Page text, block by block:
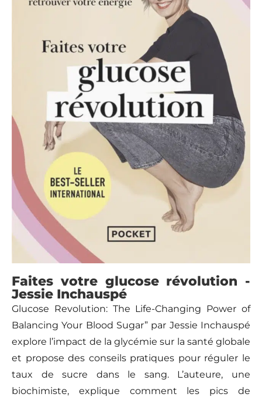
Faites votre glucose révolution -
Jessie Inchauspé
Glucose Revolution: The Life-Changing Power of
Balancing Your Blood Sugar” par Jessie Inchauspé
explore l’impact de la glycémie sur la santé globale
et propose des conseils pratiques pour réguler le
taux de sucre dans le sang. L’auteure, une
biochimiste, explique comment les pics de